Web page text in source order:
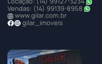
Vendas: (14) 99139-8958
www.gilar.com.br
gilar_imoveis